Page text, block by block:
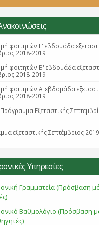
φοιτητών Γ' εβδομάδα
2018-2019
φοιτητών B' εβδομάδα
2018-2019
φοιτητών Α' εβδομάδα
2018-2019
Εξεταστικής
εξεταστικής Σεπτέμβριος 2019
Υπηρεσίες
Γραμματεία (Πρόσβαση
Βαθμολόγιο (Πρόσβαση